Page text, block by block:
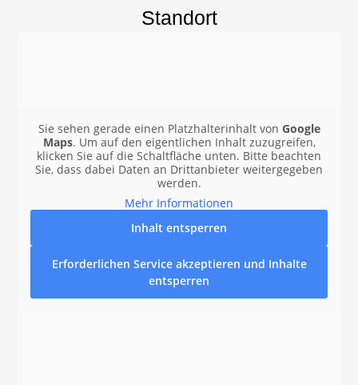
Standort
Sie sehen gerade einen Platzhalterinhalt von Google
Maps. Um auf den eigentlichen Inhalt zuzugreifen,
klicken Sie auf die Schaltfläche unten. Bitte beachten
Sie, dass dabei Daten an Drittanbieter weitergegeben
werden.
Mehr Informationen
Inhalt entsperren
Erforderlichen Service akzeptieren und Inhalte
entsperren